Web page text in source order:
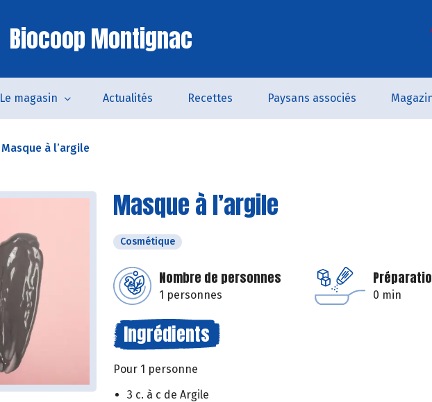
Biocoop Montignac
Le magasin Actualités Recettes Paysans associés
Masque à l’argile
Masque à l’argile
Cosmétique
Nombre de personnes
1 personnes 0 min
Ingrédients
Pour 1 personne
3 c. à c de Argile